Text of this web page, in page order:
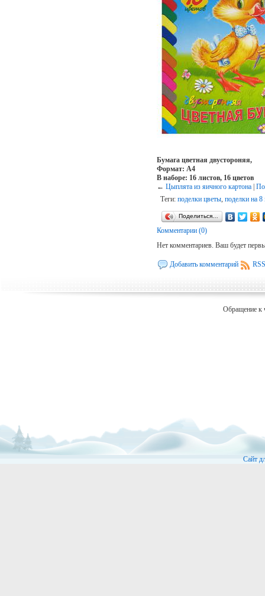
Бумага цветная двустороняя,
Формат: А4
В наборе: 16 листов, 16 цветов
← Цыплята из яичного картона|
Теги: поделки цветы, поделки на 8
Поделиться…
Комментарии (0)
Нет комментариев. Ваш будет
Добавить комментарий
Обращение к
Сайт